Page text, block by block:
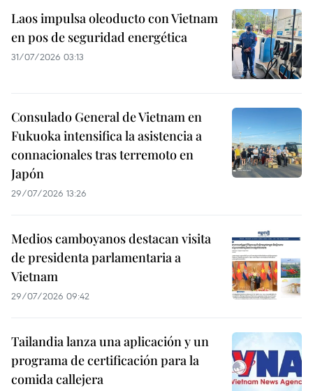
Laos impulsa oleoducto con Vietnam
en pos de seguridad energética
31/07/2026 03:13
Consulado General de Vietnam en
Fukuoka intensifica la asistencia a
connacionales tras terremoto en
Japón
29/07/2026 13:26
Medios camboyanos destacan visita
de presidenta parlamentaria a
Vietnam
29/07/2026 09:42
Tailandia lanza una aplicación y un
programa de certificación para la
comida callejera